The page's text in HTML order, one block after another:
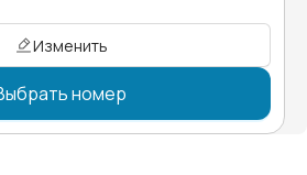
Изменить
номер